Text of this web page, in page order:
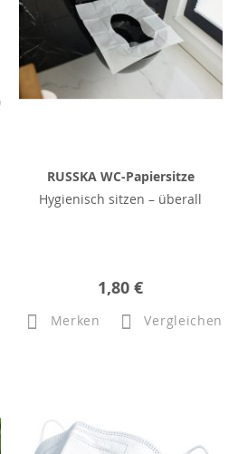
RUSSKA WC-Papiersitze
Hygienisch sitzen – überall
1,80 €
Merken Vergleichen